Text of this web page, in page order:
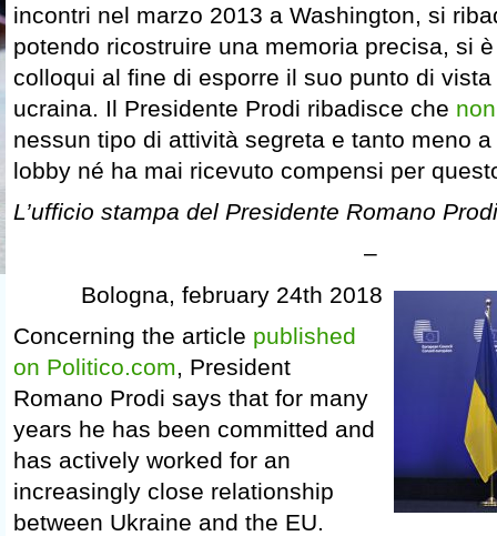
incontri nel marzo 2013 a Washington, si
potendo ricostruire una memoria precisa, si
colloqui al fine di esporre il suo punto di
ucraina. Il Presidente Prodi ribadisce che
nessun tipo di attività segreta e tanto meno
lobby né ha mai ricevuto compensi per
L’ufficio stampa del Presidente Romano Prodi
–
Bologna, february 24th 2018
Concerning the article published
on Politico.com, President
Romano Prodi says that for many
years he has been committed and
has actively worked for an
increasingly close relationship
between Ukraine and the EU.